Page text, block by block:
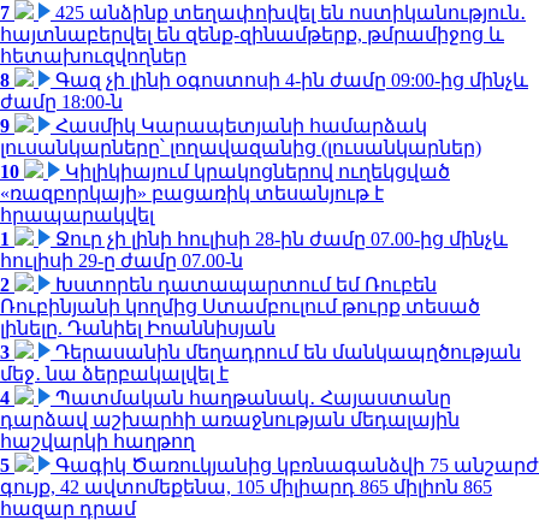
7
425 անձինք տեղափոխվել են ոստիկանություն․
հայտնաբերվել են զենք-զինամթերք, թմրամիջոց և
հետախուզվողներ
8
Գազ չի լինի օգոստոսի 4-ին ժամը 09:00-ից մինչև
ժամը 18:00-ն
9
Հասմիկ Կարապետյանի համարձակ
լուսանկարները՝ լողավազանից (լուսանկարներ)
10
Կիլիկիայում կրակոցներով ուղեկցված
«ռազբորկայի» բացառիկ տեսանյութ է
հրապարակվել
1
Ջուր չի լինի հուլիսի 28-ին ժամը 07.00-ից մինչև
հուլիսի 29-ը ժամը 07.00-ն
2
Խստորեն դատապարտում եմ Ռուբեն
Ռուբինյանի կողմից Ստամբուլում թուրք տեսած
լինելը. Դանիել Իոաննիսյան
3
Դերասանին մեղադրում են մանկապղծության
մեջ․ նա ձերբակալվել է
4
Պատմական հաղթանակ․ Հայաստանը
դարձավ աշխարհի առաջնության մեդալային
հաշվարկի հաղթող
5
Գագիկ Ծառուկյանից կբռնագանձվի 75 անշարժ
գույք, 42 ավտոմեքենա, 105 միլիարդ 865 միլիոն 865
հազար դրամ